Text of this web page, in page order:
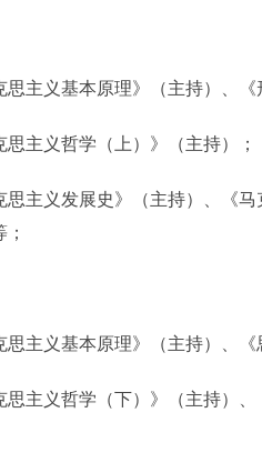
义基本原理》（主持）、《
主义哲学（上）》（主持）；
义发展史》（主持）、《马
义基本原理》（主持）、《
义哲学（下）》（主持）、